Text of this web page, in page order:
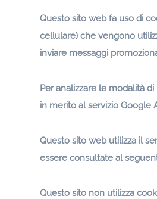
Questo sito web fa uso di
cellulare) che vengono
inviare messaggi
Per analizzare le modalità
in merito al servizio Google
Questo sito web utilizza il
essere consultate al
Questo sito non utilizza